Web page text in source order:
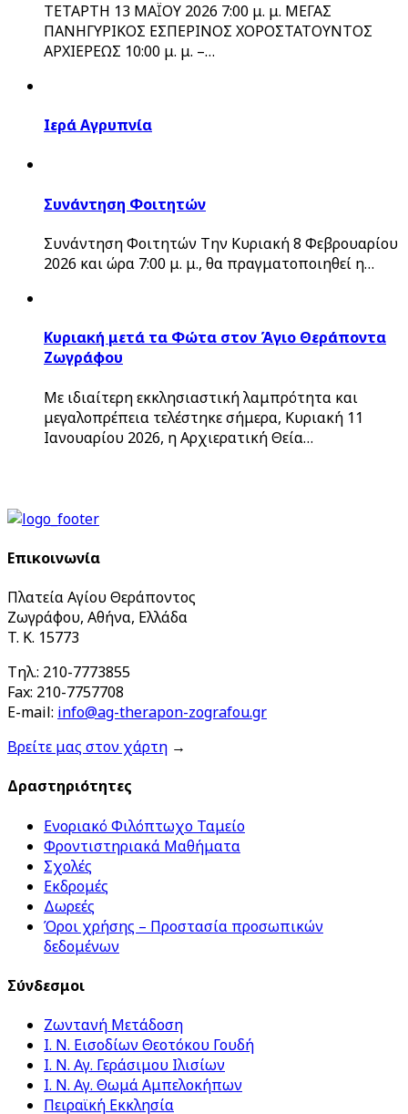
ΤΕΤΑΡΤΗ 13 ΜΑΪΟΥ 2026 7:00 μ. μ. ΜΕΓΑΣ
ΠΑΝΗΓΥΡΙΚΟΣ ΕΣΠΕΡΙΝΟΣ ΧΟΡΟΣΤΑΤΟΥΝΤΟΣ
ΑΡΧΙΕΡΕΩΣ 10:00 μ. μ. –…
Ιερά Αγρυπνία
Συνάντηση Φοιτητών
Συνάντηση Φοιτητών Την Κυριακή 8 Φεβρουαρίου
2026 και ώρα 7:00 μ. μ., θα πραγματοποιηθεί η…
Κυριακή μετά τα Φώτα στον Άγιο Θεράποντα
Ζωγράφου
Με ιδιαίτερη εκκλησιαστική λαμπρότητα και
μεγαλοπρέπεια τελέστηκε σήμερα, Κυριακή 11
Ιανουαρίου 2026, η Αρχιερατική Θεία…
Επικοινωνία
Πλατεία Αγίου Θεράποντος
Ζωγράφου, Αθήνα, Ελλάδα
T. K. 15773
Τηλ.: 210-7773855
Fax: 210-7757708
E-mail: info@ag-therapon-zografou.gr
Βρείτε μας στον χάρτη →
Δραστηριότητες
Ενοριακό Φιλόπτωχο Ταμείο
Φροντιστηριακά Μαθήματα
Σχολές
Εκδρομές
Δωρεές
Όροι χρήσης – Προστασία προσωπικών
δεδομένων
Σύνδεσμοι
Ζωντανή Μετάδοση
Ι. Ν. Εισοδίων Θεοτόκου Γουδή
Ι. Ν. Αγ. Γεράσιμου Ιλισίων
Ι. Ν. Αγ. Θωμά Αμπελοκήπων
Πειραϊκή Εκκλησία